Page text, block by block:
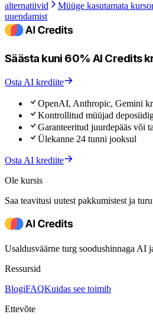
alternatiivid
Müüge kasutamata
uuendamist
Säästa kuni 60% AI Credits
Osta AI krediite
OpenAI, Anthropic, Gemini
Kontrollitud müüjad
Garanteeritud juurdepääs või
Ülekanne 24 tunni jooksul
Osta AI krediite
Ole kursis
Saa teavitusi uutest pakkumistest ja
Usaldusväärne turg soodushinnaga AI
Ressursid
BlogiFAQKuidas see toimib
Ettevõte